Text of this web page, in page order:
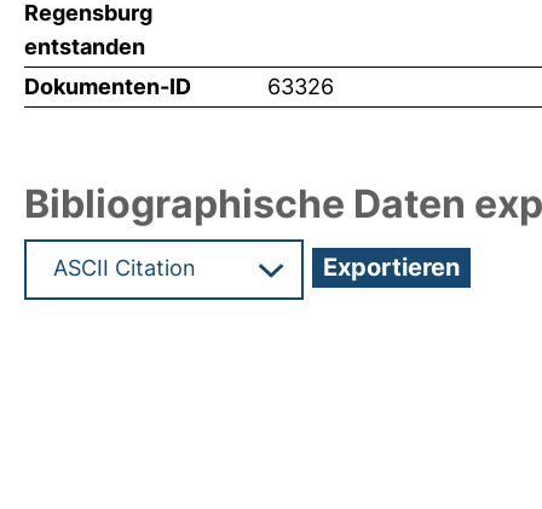
Regensburg
entstanden
Dokumenten-ID 63326
Bibliographische Daten